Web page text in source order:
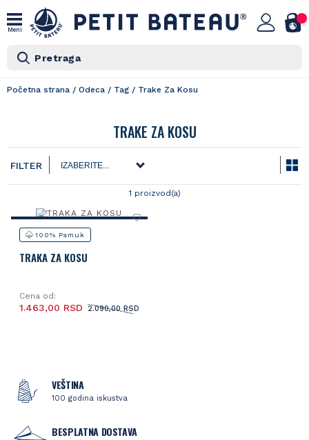
Meni
Pretraga
Početna strana / Odeca / Tag / Trake Za Kosu
TRAKE ZA KOSU
FILTER
1 proizvod(a)
100% Pamuk
TRAKA ZA KOSU
Cena od:
2.090,00 RSD
1.463,00 RSD
VEŠTINA
100 godina iskustva
BESPLATNA DOSTAVA